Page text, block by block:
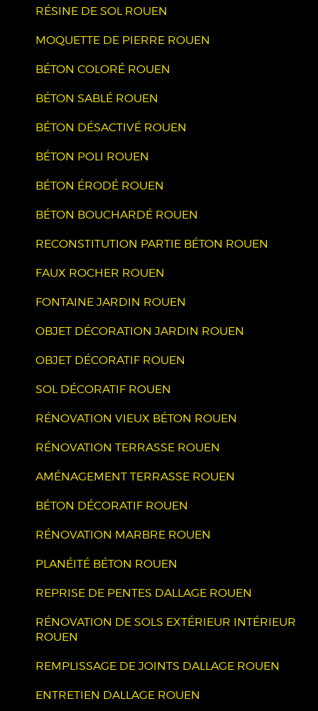
RÉSINE DE SOL ROUEN
MOQUETTE DE PIERRE ROUEN
BÉTON COLORÉ ROUEN
BÉTON SABLÉ ROUEN
BÉTON DÉSACTIVÉ ROUEN
BÉTON POLI ROUEN
BÉTON ÉRODÉ ROUEN
BÉTON BOUCHARDÉ ROUEN
RECONSTITUTION PARTIE BÉTON ROUEN
FAUX ROCHER ROUEN
FONTAINE JARDIN ROUEN
OBJET DÉCORATION JARDIN ROUEN
OBJET DÉCORATIF ROUEN
SOL DÉCORATIF ROUEN
RÉNOVATION VIEUX BÉTON ROUEN
RÉNOVATION TERRASSE ROUEN
AMÉNAGEMENT TERRASSE ROUEN
BÉTON DÉCORATIF ROUEN
RÉNOVATION MARBRE ROUEN
PLANÉITÉ BÉTON ROUEN
REPRISE DE PENTES DALLAGE ROUEN
RÉNOVATION DE SOLS EXTÉRIEUR INTÉRIEUR
ROUEN
REMPLISSAGE DE JOINTS DALLAGE ROUEN
ENTRETIEN DALLAGE ROUEN